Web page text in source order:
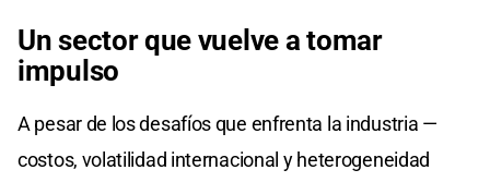
Un sector que vuelve a tomar
impulso
A pesar de los desafíos que enfrenta la industria —
costos, volatilidad internacional y heterogeneidad